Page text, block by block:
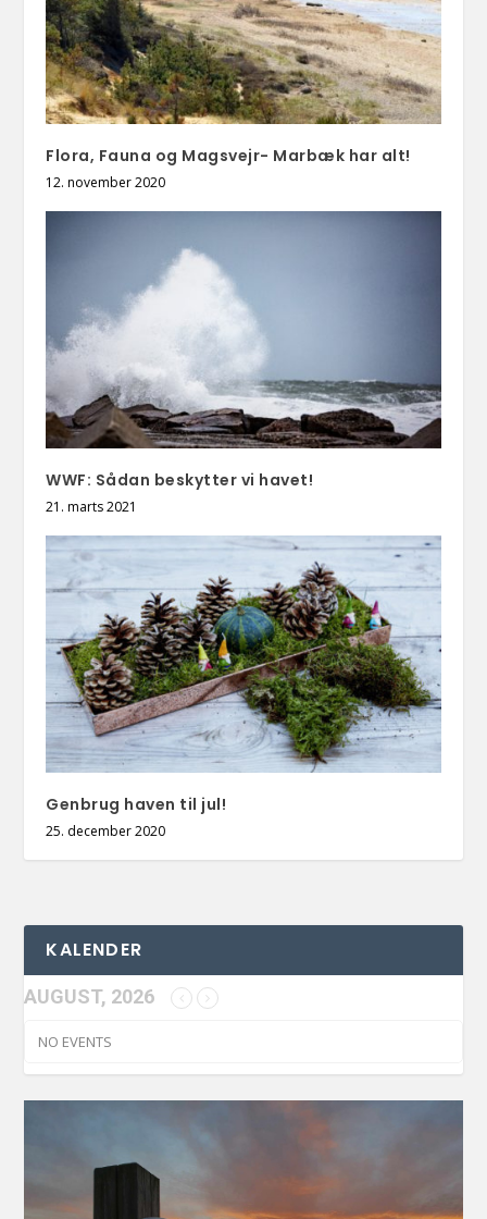
Flora, Fauna og Magsvejr- Marbæk har alt!
12. november 2020
WWF: Sådan beskytter vi havet!
21. marts 2021
Genbrug haven til jul!
25. december 2020
KALENDER
AUGUST, 2026
NO EVENTS